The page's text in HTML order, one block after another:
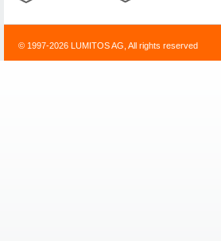
© 1997-2026 LUMITOS AG, All rights reserved